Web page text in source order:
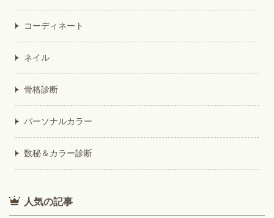
コーディネート
ネイル
骨格診断
パーソナルカラー
数秘＆カラー診断
人気の記事